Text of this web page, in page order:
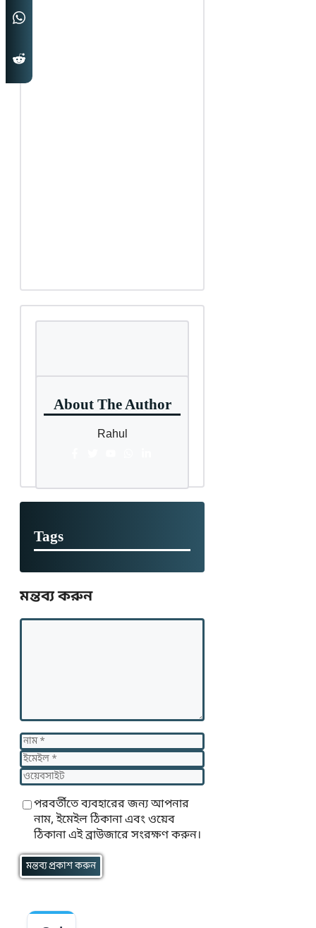
About The Author
Rahul
Tags
মন্তব্য করুন
মন্তব্য
নাম
ইমেইল
ওয়েবসাইট
পরবর্তীতে ব্যবহারের জন্য আপনার
নাম, ইমেইল ঠিকানা এবং ওয়েব
ঠিকানা এই ব্রাউজারে সংরক্ষণ করুন।